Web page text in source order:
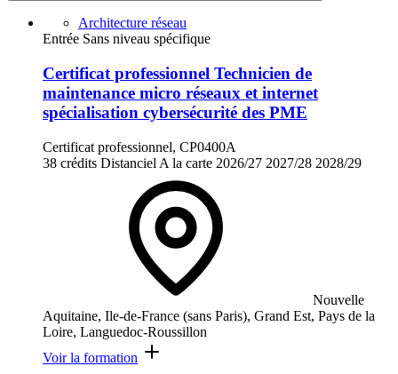
Architecture réseau
Entrée Sans niveau spécifique
Certificat professionnel Technicien de
maintenance micro réseaux et internet
spécialisation cybersécurité des PME
Certificat professionnel, CP0400A
38 crédits Distanciel A la carte 2026/27 2027/28 2028/29
Nouvelle
Aquitaine, Ile-de-France (sans Paris), Grand Est, Pays de la
Loire, Languedoc-Roussillon
Voir la formation